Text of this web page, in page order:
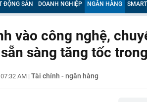
Việt Nam có 1 hệ thống y khoa tư
giường bệnh, vừa được vinh danh
00:05
56 mã chứng khoán bị HoSE cắt
00:03
Một doanh nghiệp Việt thu hơn 1 tỷ
năm 2026, lợi nhuận tăng hơn 120%
Chứng khoán Vietcap dự phóng VN-
ngay trong tháng 8
ĐỘNG SẢN DOANH NGHIỆP NGÂN HÀNG
vào công nghệ,
sẵn sàng tăng tốc
AM | Tài chính - ngân hàng